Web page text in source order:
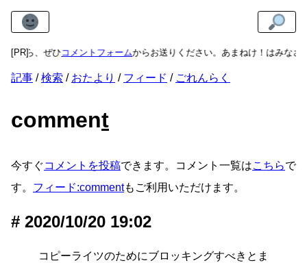
[PR]
したら、ぜひコメントフォームからお送りください。あまねけ！はみなさ
記事 検索 おたより フィード ごれんらく
comment
今すぐコメントを投稿できます。コメント一覧はこちらで
す。 フィード:commentもご利用いただけます。
2020/10/20 19:02
コピーライツのためにブロッキングすべきとま